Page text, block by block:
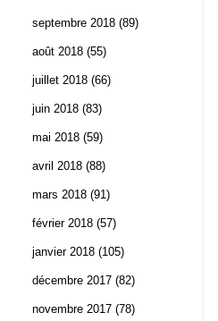
septembre 2018 (89)
août 2018 (55)
juillet 2018 (66)
juin 2018 (83)
mai 2018 (59)
avril 2018 (88)
mars 2018 (91)
février 2018 (57)
janvier 2018 (105)
décembre 2017 (82)
novembre 2017 (78)